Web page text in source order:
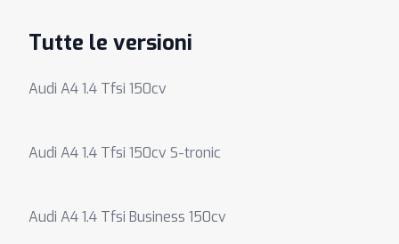
Tutte le versioni
Audi A4 1.4 Tfsi 150cv
Audi A4 1.4 Tfsi 150cv S-tronic
Audi A4 1.4 Tfsi Business 150cv